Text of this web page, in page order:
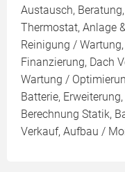
Austausch,
Thermostat, Anlage
Reinigung /
Finanzierung, Dach
Wartung /
Batterie,
Berechnung Statik,
Verkauf, Aufbau /